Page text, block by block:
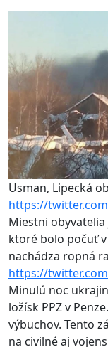
Usman, Lipecká
https://
Miestni obyvatelia
ktoré bolo počuť
nachádza ropná
https://
Minulú noc
ložísk PPZ v
výbuchov. Tento
na civilné aj